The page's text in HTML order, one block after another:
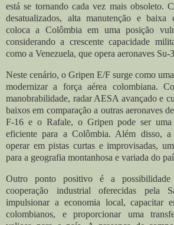
está se tornando cada vez mais obsoleto.
desatualizados, alta manutenção e
coloca a Colômbia em uma posição
considerando a crescente capacidade
como a Venezuela, que opera aeronaves
Neste cenário, o Gripen E/F surge como
modernizar a força aérea colombiana.
manobrabilidade, radar AESA avançado e
baixos em comparação a outras aeronaves
F-16 e o Rafale, o Gripen pode ser uma
eficiente para a Colômbia. Além disso, a
operar em pistas curtas e improvisadas,
para a geografia montanhosa e variada do
Outro ponto positivo é a possibilidade
cooperação industrial oferecidas pela
impulsionar a economia local, capacitar
colombianos, e proporcionar uma